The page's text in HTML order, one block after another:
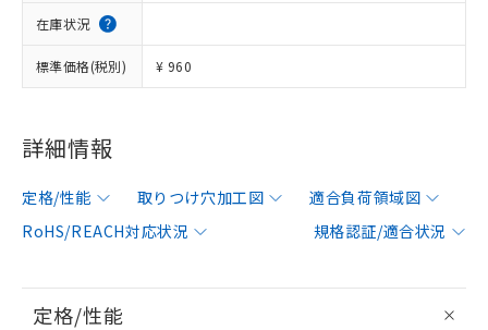
在庫状況
標準価格(税別) ¥ 960
詳細情報
定格/性能 取りつけ穴加工図
適合負荷領域図
RoHS/REACH対応状況
規格認証/適合状況
定格/性能